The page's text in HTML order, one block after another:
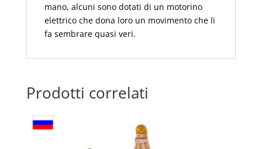
mano, alcuni sono dotati di un motorino
elettrico che dona loro un movimento che li
fa sembrare quasi veri.
Prodotti correlati